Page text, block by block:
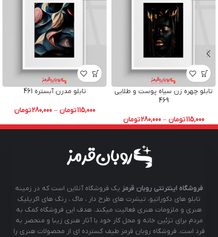
تابلو چهره زن سیاه پوست و طلایی
469
115,000تومان –
280,000تومان
تابلو مدرن آبستره 461
115,000تومان –
280,000تومان
فروشگاه اینترنتی روبان قرمز یک فروشگاه آنلاین است که در زمینه
تابلو های دکوراتیو، تیشرت های طرح دار ، ماگ ، رنگ های اکریلیک
هنری و ملزومات هنری فعالیت میکند. هدف این فروشگاه کمک به
مردم برای تزئین خانه و محل کار خود با آثار هنری زیبا و منحصر به
فرد است. فروشگاه روبان قرمز طیف گسترده ای از محصولات هنری را